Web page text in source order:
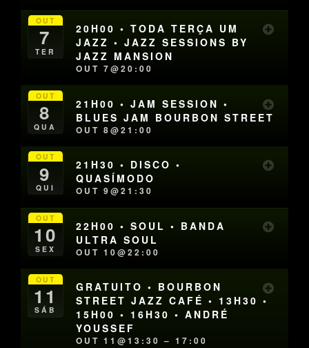
OUT
7
TER
20H00 • TODA TERÇA UM
JAZZ • JAZZ SESSIONS BY
JAZZ MANSION
OUT 7@20:00
OUT
8
QUA
21H00 • JAM SESSION •
BLUES JAM BOURBON STREET
OUT 8@21:00
OUT
9
QUI
21H30 • DISCO •
QUASÍMODO
OUT 9@21:30
OUT
10
SEX
22H00 • SOUL • BANDA
ULTRA SOUL
OUT 10@22:00
OUT
11
SÁB
GRATUITO • BOURBON
STREET JAZZ CAFÉ • 13H30 •
15H00 • 16H30 • ANDRÉ
YOUSSEF
OUT 11@13:30 – 17:00